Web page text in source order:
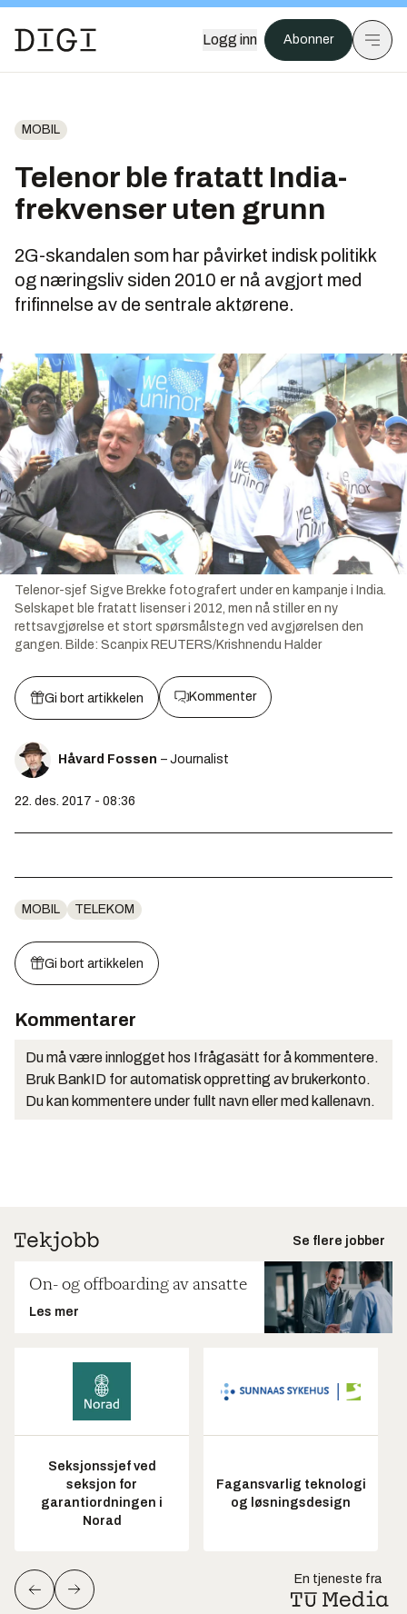
Logg inn Abonner
MOBIL
Telenor ble fratatt India-
frekvenser uten grunn
2G-skandalen som har påvirket indisk politikk
og næringsliv siden 2010 er nå avgjort med
frifinnelse av de sentrale aktørene.
Telenor-sjef Sigve Brekke fotografert under en kampanje i India.
Selskapet ble fratatt lisenser i 2012, men nå stiller en ny
rettsavgjørelse et stort spørsmålstegn ved avgjørelsen den
gangen. Bilde: Scanpix REUTERS/Krishnendu Halder
Gi bort artikkelen Kommenter
Håvard Fossen – Journalist
22. des. 2017 - 08:36
MOBIL TELEKOM
Gi bort artikkelen
Kommentarer
Du må være innlogget hos Ifrågasätt for å kommentere.
Bruk BankID for automatisk oppretting av brukerkonto.
Du kan kommentere under fullt navn eller med kallenavn.
Se flere jobber
On- og offboarding av ansatte
Les mer
Seksjonssjef ved
seksjon for
garantiordningen i
Norad
Fagansvarlig teknologi
og løsningsdesign
En tjeneste fra